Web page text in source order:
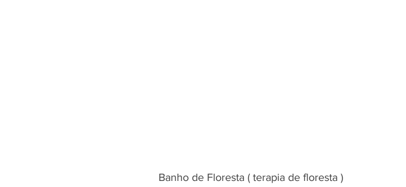
Banho de Floresta ( terapia de floresta )